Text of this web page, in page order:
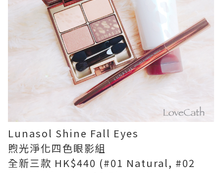
Lunasol Shine Fall Eyes
煦光淨化四色眼影組
全新三款 HK$440 (#01 Natural, #02